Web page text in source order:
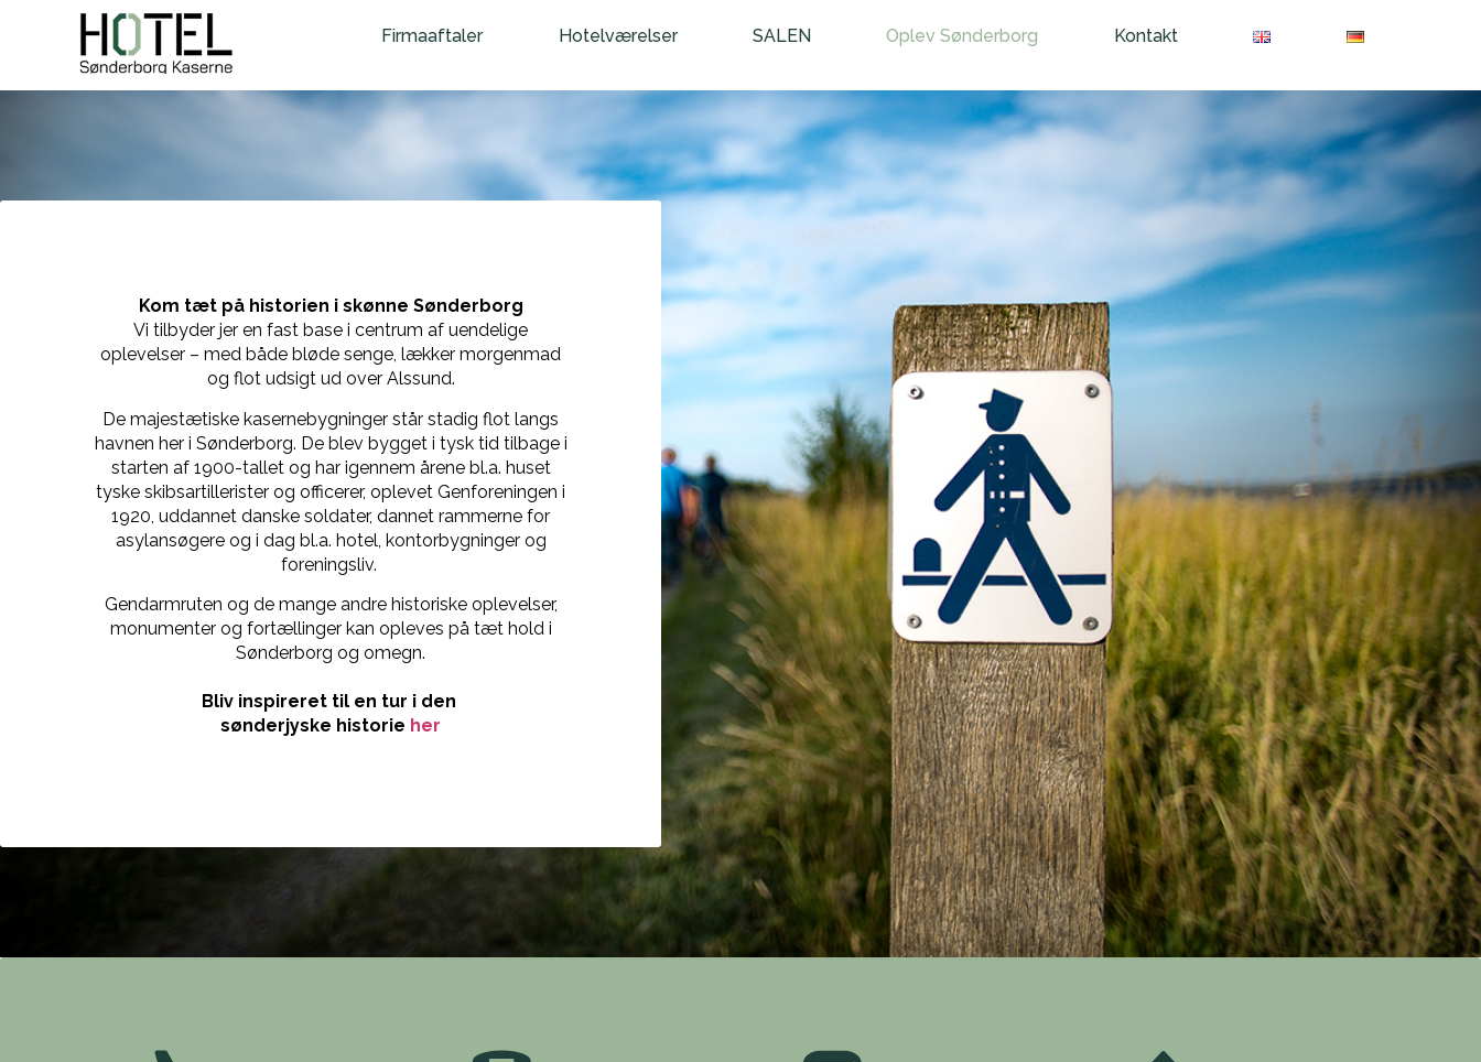
Firmaaftaler Hotelværelser SALEN Oplev Sønderborg Kontakt
Kom tæt på historien i skønne Sønderborg
Vi tilbyder jer en fast base i centrum af uendelige
oplevelser – med både bløde senge, lækker morgenmad
og flot udsigt ud over Alssund.
De majestætiske kasernebygninger står stadig flot langs
havnen her i Sønderborg. De blev bygget i tysk tid tilbage i
starten af 1900-tallet og har igennem årene bl.a. huset
tyske skibsartillerister og officerer, oplevet Genforeningen i
1920, uddannet danske soldater, dannet rammerne for
asylansøgere og i dag bl.a. hotel, kontorbygninger og
foreningsliv.
Gendarmruten og de mange andre historiske oplevelser,
monumenter og fortællinger kan opleves på tæt hold i
Sønderborg og omegn.
Bliv inspireret til en tur i den
sønderjyske historie her